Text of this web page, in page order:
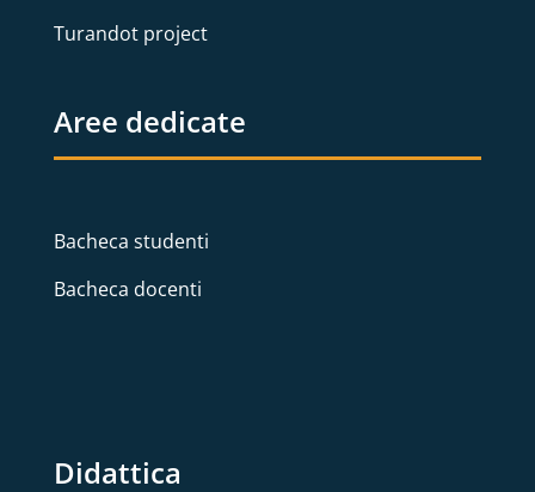
Turandot project
Aree dedicate
Bacheca studenti
Bacheca docenti
Didattica